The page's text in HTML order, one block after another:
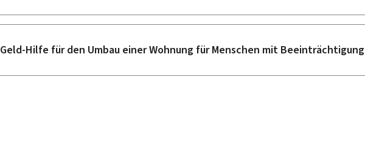
Geld-Hilfe für den Umbau einer Wohnung für Menschen mit Beeinträchtigung